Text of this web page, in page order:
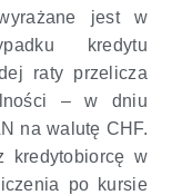
jest w
kredytu
raty przelicza
– w dniu
na walutę CHF.
kredytobiorcę w
po kursie